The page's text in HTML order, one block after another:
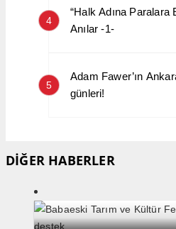
4
“Halk Adına Paralara
Anılar -1-
5
Adam Fawer’ın
günleri!
DİĞER HABERLER